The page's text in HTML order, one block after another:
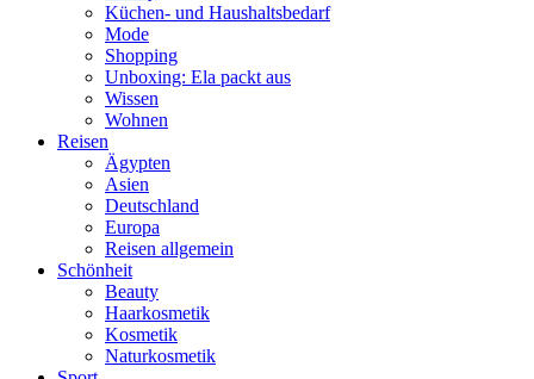
Küchen- und Haushaltsbedarf
Mode
Shopping
Unboxing: Ela packt aus
Wissen
Wohnen
Reisen
Ägypten
Asien
Deutschland
Europa
Reisen allgemein
Schönheit
Beauty
Haarkosmetik
Kosmetik
Naturkosmetik